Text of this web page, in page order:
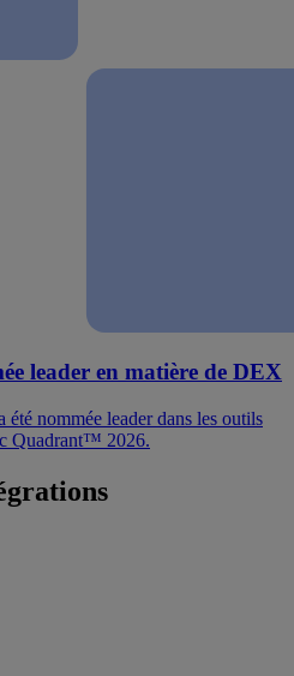
leader en matière de DEX
nommée leader dans les outils
Quadrant™ 2026.